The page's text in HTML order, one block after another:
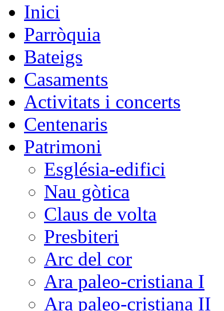
Inici
Parròquia
Bateigs
Casaments
Activitats i concerts
Centenaris
Patrimoni
Església-edifici
Nau gòtica
Claus de volta
Presbiteri
Arc del cor
Ara paleo-cristiana I
Ara paleo-cristiana II